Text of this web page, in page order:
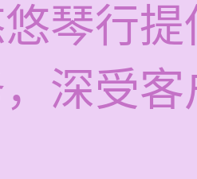
琴行
深受